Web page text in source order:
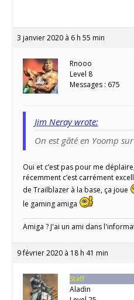
3 janvier 2020 à 6 h 55 min
Rnooo
Level 8
Messages : 675
Jim Neray wrote:
On est gâté en Yoomp
Oui et c’est pas pour me
récemment c’est carrément
de Trailblazer à la base, ça joue
le gaming amiga
Amiga ? J'ai un ami dans
9 février 2020 à 18 h 41 min
Staff
Aladin